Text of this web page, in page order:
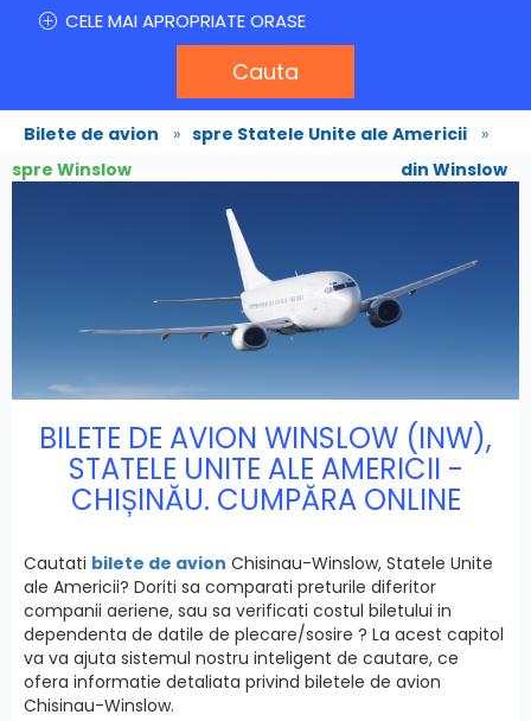
CELE MAI APROPRIATE ORASE
Cauta
Bilete de avion » spre Statele Unite ale Americii »
spre Winslow
din Winslow
BILETE DE AVION WINSLOW (INW),
STATELE UNITE ALE AMERICII -
CHIȘINĂU. CUMPĂRA ONLINE
Cautati bilete de avion Chisinau-Winslow, Statele Unite
ale Americii? Doriti sa comparati preturile diferitor
companii aeriene, sau sa verificati costul biletului in
dependenta de datile de plecare/sosire ? La acest capitol
va va ajuta sistemul nostru inteligent de cautare, ce
ofera informatie detaliata privind biletele de avion
Chisinau-Winslow.